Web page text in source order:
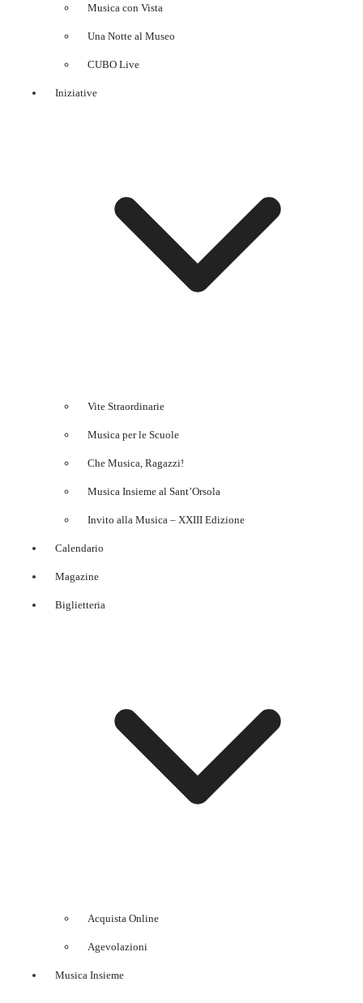
Musica con Vista
Una Notte al Museo
CUBO Live
Iniziative
Vite Straordinarie
Musica per le Scuole
Che Musica, Ragazzi!
Musica Insieme al Sant’Orsola
Invito alla Musica – XXIII Edizione
Calendario
Magazine
Biglietteria
Acquista Online
Agevolazioni
Musica Insieme